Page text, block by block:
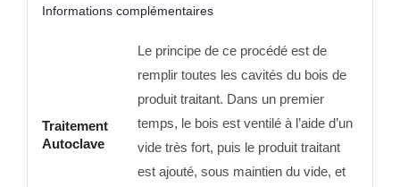
Informations complémentaires
Traitement
Autoclave
Le principe de ce procédé est de
remplir toutes les cavités du bois de
produit traitant. Dans un premier
temps, le bois est ventilé à l’aide d’un
vide très fort, puis le produit traitant
est ajouté, sous maintien du vide, et